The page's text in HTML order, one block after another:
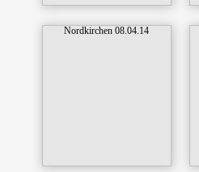
Nordkirchen 08.04.14